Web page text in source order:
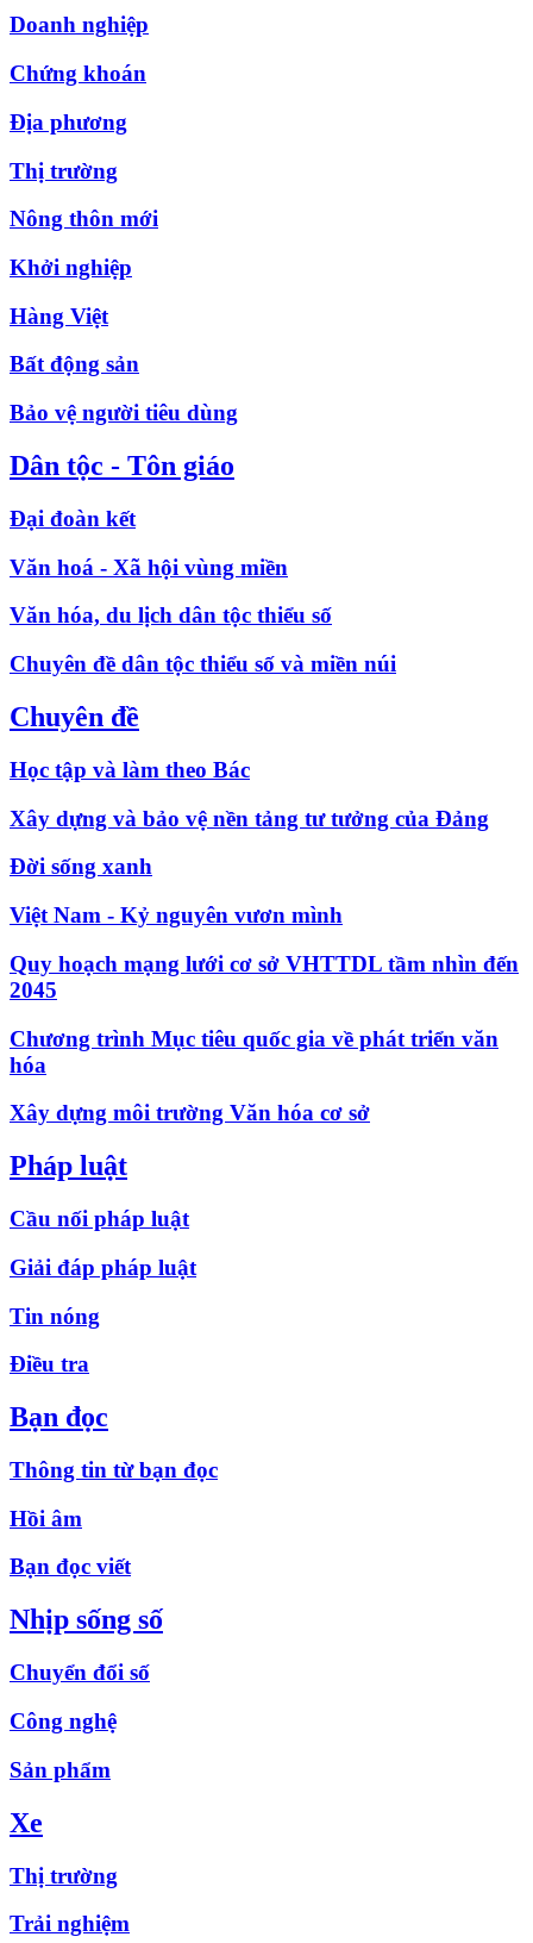
Doanh nghiệp
Chứng khoán
Địa phương
Thị trường
Nông thôn mới
Khởi nghiệp
Hàng Việt
Bất động sản
Bảo vệ người tiêu dùng
Dân tộc - Tôn giáo
Đại đoàn kết
Văn hoá - Xã hội vùng miền
Văn hóa, du lịch dân tộc thiểu số
Chuyên đề dân tộc thiểu số và miền núi
Chuyên đề
Học tập và làm theo Bác
Xây dựng và bảo vệ nền tảng tư tưởng của Đảng
Đời sống xanh
Việt Nam - Kỷ nguyên vươn mình
Quy hoạch mạng lưới cơ sở VHTTDL tầm nhìn đến
2045
Chương trình Mục tiêu quốc gia về phát triển văn
hóa
Xây dựng môi trường Văn hóa cơ sở
Pháp luật
Cầu nối pháp luật
Giải đáp pháp luật
Tin nóng
Điều tra
Bạn đọc
Thông tin từ bạn đọc
Hồi âm
Bạn đọc viết
Nhịp sống số
Chuyển đổi số
Công nghệ
Sản phẩm
Xe
Thị trường
Trải nghiệm